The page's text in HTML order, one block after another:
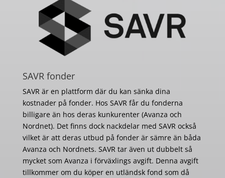
SAVR fonder
SAVR är en plattform där du kan sänka dina
kostnader på fonder. Hos SAVR får du fonderna
billigare än hos deras kunkurenter (Avanza och
Nordnet). Det finns dock nackdelar med SAVR också
vilket är att deras utbud på fonder är sämre än båda
Avanza och Nordnets. SAVR tar även ut dubbelt så
mycket som Avanza i förväxlings avgift. Denna avgift
tillkommer om du köper en utländsk fond som då